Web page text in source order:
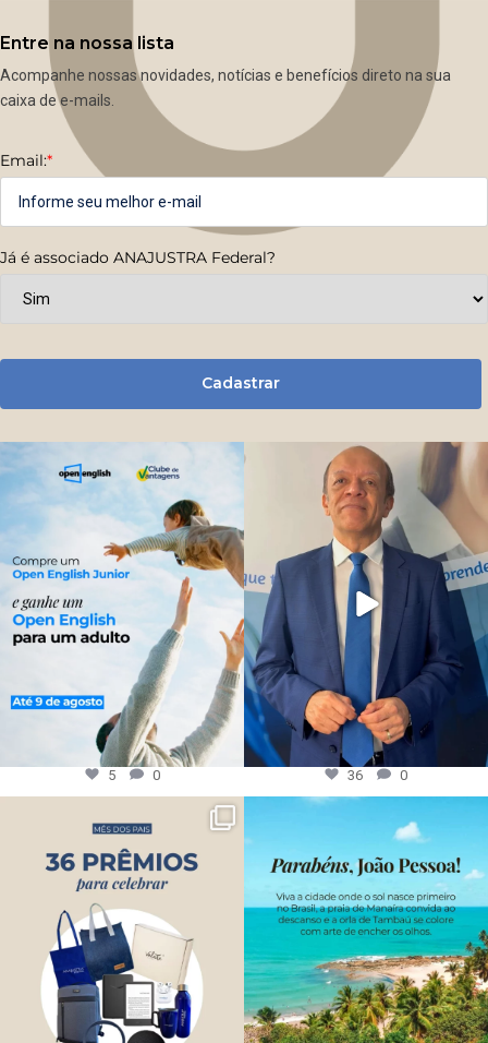
Entre na nossa lista
Acompanhe nossas novidades, notícias e benefícios direto na sua
caixa de e-mails.
Email:*
Já é associado ANAJUSTRA Federal?
Cadastrar
5 0 36 0